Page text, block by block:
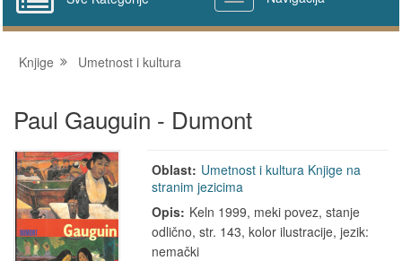
Knjige Umetnost i kultura
Paul Gauguin - Dumont
Oblast: Umetnost i kultura Knjige na
stranim jezicima
Opis: Keln 1999, meki povez, stanje
odlično, str. 143, kolor ilustracije, jezik:
nemački